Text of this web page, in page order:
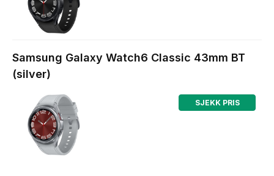
Samsung Galaxy Watch6 Classic 43mm BT
(silver)
SJEKK PRIS